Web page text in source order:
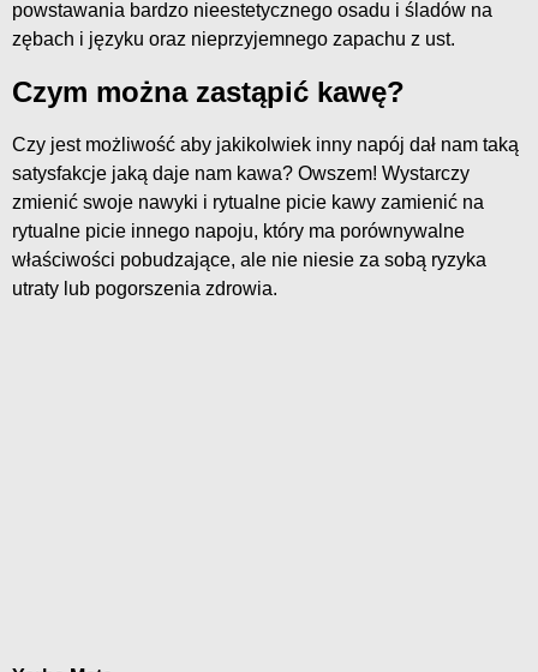
powstawania bardzo nieestetycznego osadu i śladów na
zębach i języku oraz nieprzyjemnego zapachu z ust.
Czym można zastąpić kawę?
Czy jest możliwość aby jakikolwiek inny napój dał nam taką
satysfakcje jaką daje nam kawa? Owszem! Wystarczy
zmienić swoje nawyki i rytualne picie kawy zamienić na
rytualne picie innego napoju, który ma porównywalne
właściwości pobudzające, ale nie niesie za sobą ryzyka
utraty lub pogorszenia zdrowia.